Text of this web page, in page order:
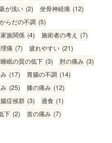
が浅い (2) 坐骨神経痛 (12)
らだの不調 (5)
家族関係 (4) 施術者の考え (7)
痛 (7) 疲れやすい (21)
睡眠の質の低下 (3) 肘の痛み (3)
(17) 胃腸の不調 (14)
(25) 膝の痛み (12)
症候群 (3) 過食 (1)
下 (2) 首の痛み (7)